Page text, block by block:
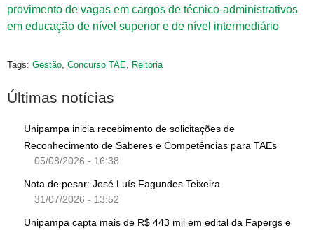
provimento de vagas em cargos de técnico-administrativos
em educação de nível superior e de nível intermediário
Tags: Gestão, Concurso TAE, Reitoria
Últimas notícias
Unipampa inicia recebimento de solicitações de
Reconhecimento de Saberes e Competências para TAEs
05/08/2026 - 16:38
Nota de pesar: José Luís Fagundes Teixeira
31/07/2026 - 13:52
Unipampa capta mais de R$ 443 mil em edital da Fapergs e